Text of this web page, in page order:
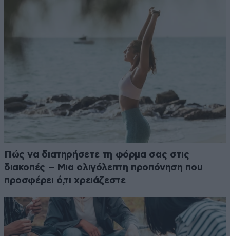
Πώς να διατηρήσετε τη φόρμα σας στις
διακοπές – Μια ολιγόλεπτη προπόνηση που
προσφέρει ό,τι χρειάζεστε